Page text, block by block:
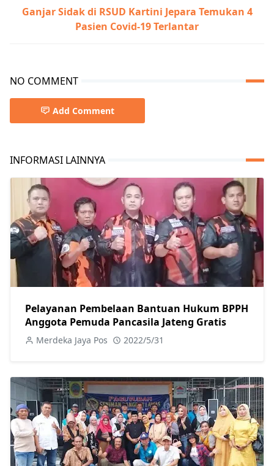
Ganjar Sidak di RSUD Kartini Jepara Temukan 4
Pasien Covid-19 Terlantar
NO COMMENT
Add Comment
INFORMASI LAINNYA
Pelayanan Pembelaan Bantuan Hukum BPPH
Anggota Pemuda Pancasila Jateng Gratis
Merdeka Jaya Pos 2022/5/31